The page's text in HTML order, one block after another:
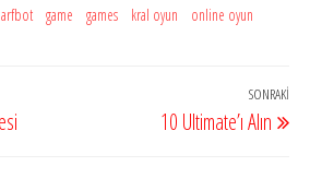
arfbot game games kral oyun
online oyun
Yazı
SONRAKI
10 Ultimate’ı Alın